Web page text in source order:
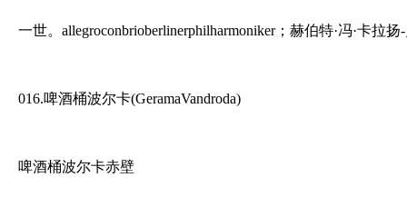
一世。allegroconbrioberlinerphilharmoniker；赫伯特·冯·卡拉
016.啤酒桶波尔卡(GeramaVandroda)
啤酒桶波尔卡赤壁